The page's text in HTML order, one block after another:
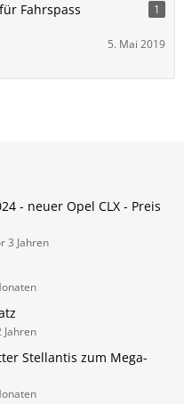
Fahrspass
1
5. Mai 2019
- neuer Opel CLX - Preis
3 Jahren
Stellantis zum Mega-